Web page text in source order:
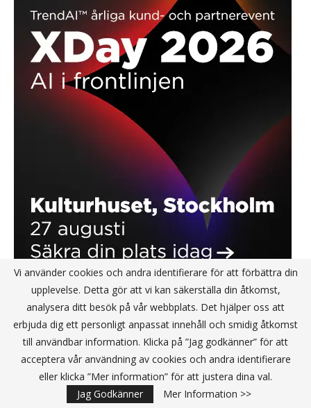
KANALPARTNER
Vi använder cookies och andra identifierare för att förbättra din
upplevelse. Detta gör att vi kan säkerställa din åtkomst,
analysera ditt besök på vår webbplats. Det hjälper oss att
erbjuda dig ett personligt anpassat innehåll och smidig åtkomst
till användbar information. Klicka på ”Jag godkänner” för att
acceptera vår användning av cookies och andra identifierare
eller klicka ”Mer information” för att justera dina val.
Jag Godkänner
Mer Information >>